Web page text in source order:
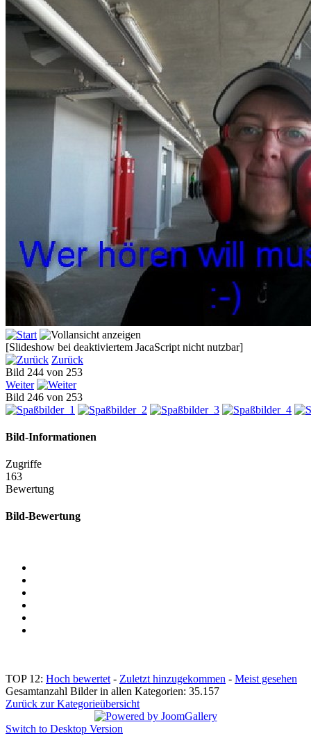
[Slideshow bei deaktiviertem JacaScript nicht nutzbar]
Zurück
Bild 244 von 253
Weiter
Bild 246 von 253
Bild-Informationen
Zugriffe
163
Bewertung
Bild-Bewertung
TOP 12: Hoch bewertet - Zuletzt hinzugekommen - Meist gesehen
Gesamtanzahl Bilder in allen Kategorien: 35.157
Zurück zur Kategorieübersicht
Switch to Desktop Version